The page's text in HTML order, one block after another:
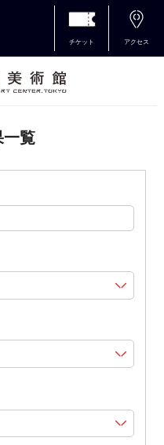
チケット アクセス
一覧